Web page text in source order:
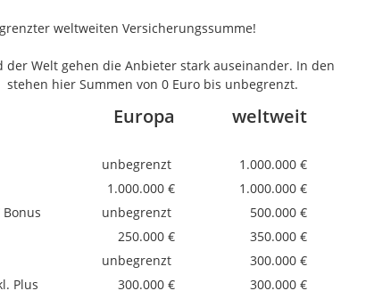
weltweiten Versicherungssumme!
der Welt gehen die Anbieter stark auseinander. In den
hier Summen von 0 Euro bis unbegrenzt.
Europa weltweit
unbegrenzt
1.000.000 €
1.000.000 €
1.000.000 €
unbegrenzt
500.000 €
250.000 €
350.000 €
unbegrenzt
300.000 €
Plus
300.000 €
300.000 €